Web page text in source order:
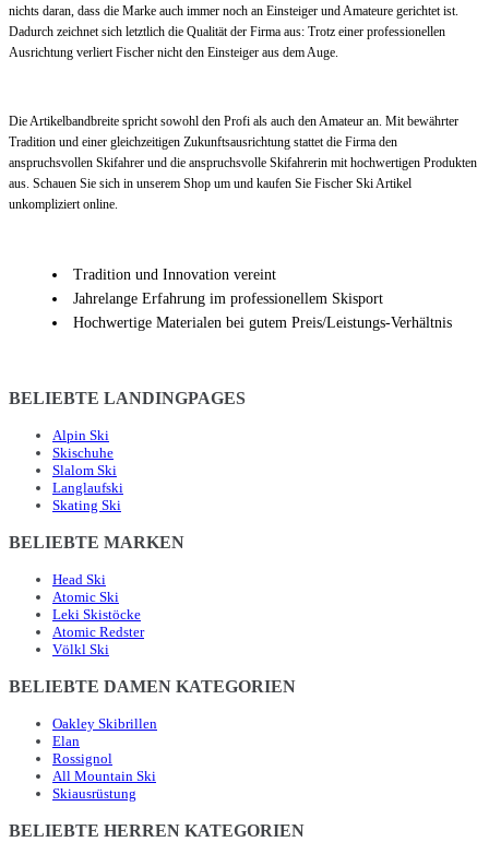
nichts daran, dass die Marke auch immer noch an Einsteiger und Amateure gerichtet ist.
Dadurch zeichnet sich letztlich die Qualität der Firma aus: Trotz einer professionellen
Ausrichtung verliert Fischer nicht den Einsteiger aus dem Auge.
Die Artikelbandbreite spricht sowohl den Profi als auch den Amateur an. Mit bewährter
Tradition und einer gleichzeitigen Zukunftsausrichtung stattet die Firma den
anspruchsvollen Skifahrer und die anspruchsvolle Skifahrerin mit hochwertigen Produkten
aus. Schauen Sie sich in unserem Shop um und kaufen Sie Fischer Ski Artikel
unkompliziert online.
Tradition und Innovation vereint
Jahrelange Erfahrung im professionellem Skisport
Hochwertige Materialen bei gutem Preis/Leistungs-Verhältnis
BELIEBTE LANDINGPAGES
Alpin Ski
Skischuhe
Slalom Ski
Langlaufski
Skating Ski
BELIEBTE MARKEN
Head Ski
Atomic Ski
Leki Skistöcke
Atomic Redster
Völkl Ski
BELIEBTE DAMEN KATEGORIEN
Oakley Skibrillen
Elan
Rossignol
All Mountain Ski
Skiausrüstung
BELIEBTE HERREN KATEGORIEN